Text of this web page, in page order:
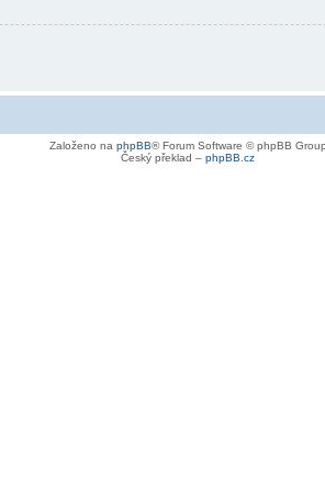
Založeno na phpBB® Forum Software © phpBB Group
Český překlad – phpBB.cz